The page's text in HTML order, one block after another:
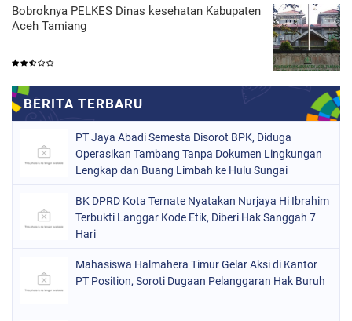
Bobroknya PELKES Dinas kesehatan Kabupaten
Aceh Tamiang
PT Jaya Abadi Semesta Disorot BPK, Diduga
Operasikan Tambang Tanpa Dokumen Lingkungan
Lengkap dan Buang Limbah ke Hulu Sungai
BK DPRD Kota Ternate Nyatakan Nurjaya Hi Ibrahim
Terbukti Langgar Kode Etik, Diberi Hak Sanggah 7
Hari
Mahasiswa Halmahera Timur Gelar Aksi di Kantor
PT Position, Soroti Dugaan Pelanggaran Hak Buruh